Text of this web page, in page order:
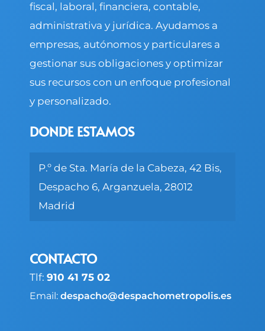
fiscal, laboral, financiera, contable,
administrativa y jurídica. Ayudamos a
empresas, autónomos y particulares a
gestionar sus obligaciones y optimizar
sus recursos con un enfoque profesional
y personalizado.
DONDE ESTAMOS
P.º de Sta. María de la Cabeza, 42 Bis,
Despacho 6, Arganzuela, 28012
Madrid
CONTACTO
Tlf: 910 41 75 02
Email: despacho@despachometropolis.es